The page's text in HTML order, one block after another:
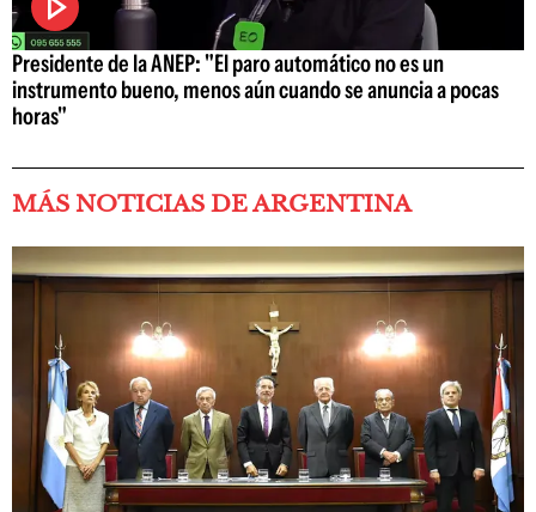
Presidente de la ANEP: "El paro automático no es un
instrumento bueno, menos aún cuando se anuncia a pocas
horas"
MÁS NOTICIAS DE ARGENTINA